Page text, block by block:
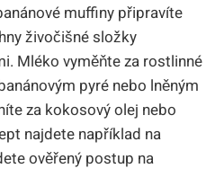
muffiny připravíte
živočišné složky
Mléko vyměňte za rostlinné
pyré nebo lněným
za kokosový olej nebo
najdete například na
ověřený postup na